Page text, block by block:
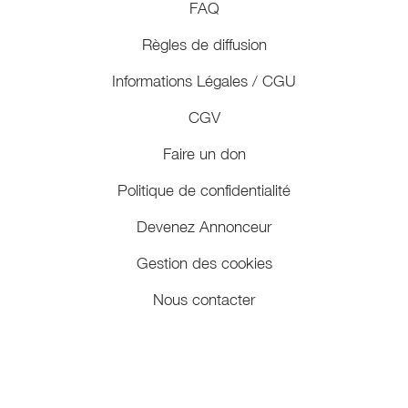
FAQ
Règles de diffusion
Informations Légales / CGU
CGV
Faire un don
Politique de confidentialité
Devenez Annonceur
Gestion des cookies
Nous contacter